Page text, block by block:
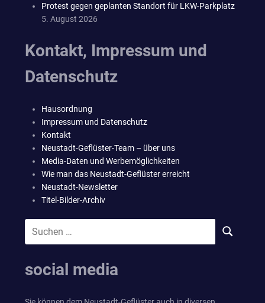
Protest gegen geplanten Standort für LKW-Parkplatz
5. August 2026
Kontakt, Impressum und
Datenschutz
Hausordnung
Impressum und Datenschutz
Kontakt
Neustadt-Geflüster-Team – über uns
Media-Daten und Werbemöglichkeiten
Wie man das Neustadt-Geflüster erreicht
Neustadt-Newsletter
Titel-Bilder-Archiv
SUCHEN
social media